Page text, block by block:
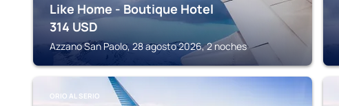
Like Home - Boutique Hotel
314 USD
Azzano San Paolo, 28 agosto 2026, 2 noches
ORIO AL SERIO